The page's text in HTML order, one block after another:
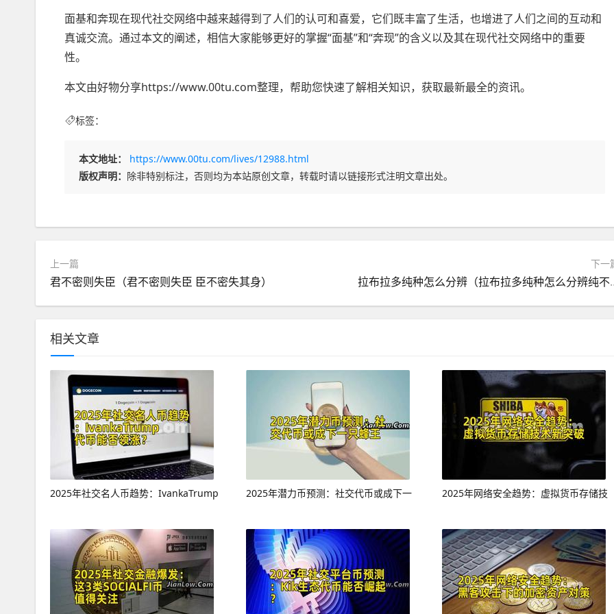
面基和奔现在现代社交网络中越来越得到了人们的认可和喜爱，它们既丰富了生活，也增进了人们之间的互动和
真诚交流。通过本文的阐述，相信大家能够更好的掌握“面基”和“奔现”的含义以及其在现代社交网络中的重要
性。
本文由好物分享https://www.00tu.com整理，帮助您快速了解相关知识，获取最新最全的资讯。
标签：
本文地址：
https://www.00tu.com/lives/12988.html
版权声明： 除非特别标注，否则均为本站原创文章，转载时请以链接形式注明文章出处。
上一篇
君不密则失臣（君不密则失臣 臣不密失其身）
下一
拉布拉多纯种怎
相关文章
2025年社交名人币趋势：IvankaTrump 2025年潜力币预测：社交代币或成下一 2025年网络安全趋势：虚拟货币存储技